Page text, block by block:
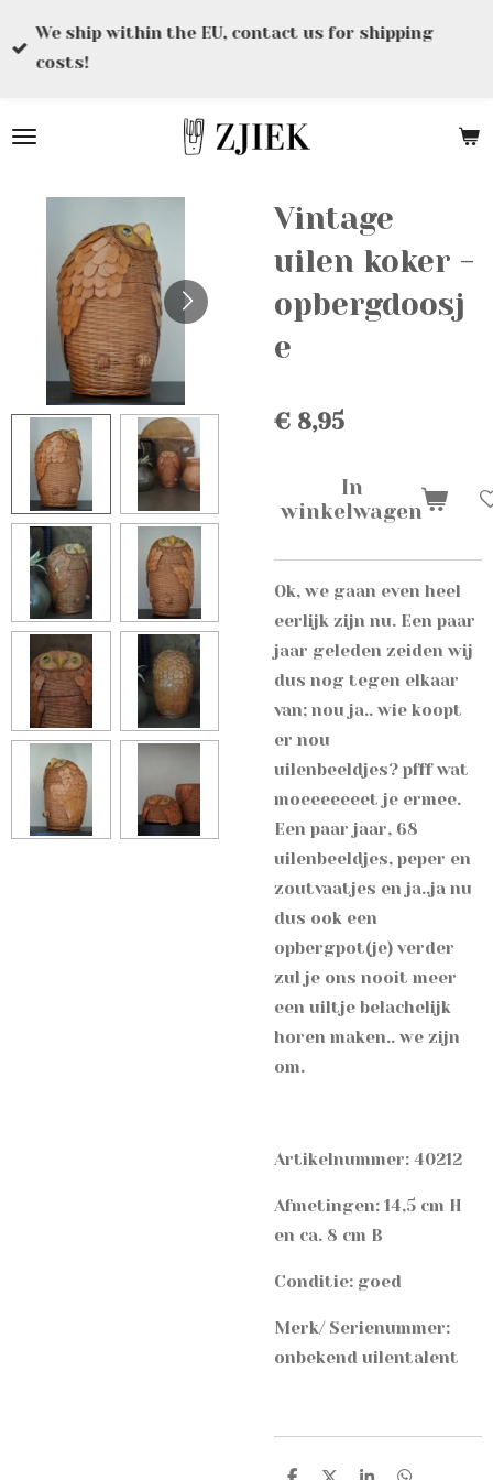
direct
hoofdinhoud
We ship within the EU, contact us for shipping
costs!
Vintage
uilen koker -
opbergdoosj
e
€ 8,95
In
winkelwagen
Ok, we gaan even heel
eerlijk zijn nu. Een paar
jaar geleden zeiden wij
dus nog tegen elkaar
van; nou ja.. wie koopt
er nou
uilenbeeldjes? pfff wat
moeeeeeeet je ermee.
Een paar jaar, 68
uilenbeeldjes, peper en
zoutvaatjes en ja..ja nu
dus ook een
opbergpot(je) verder
zul je ons nooit meer
een uiltje belachelijk
horen maken.. we zijn
om.
Artikelnummer: 40212
Afmetingen: 14,5 cm H
en ca. 8 cm B
Conditie: goed
Merk/ Serienummer:
onbekend uilentalent